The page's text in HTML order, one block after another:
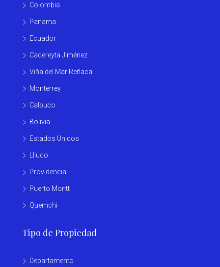
Colombia
Panama
Ecuador
Cadereyta Jiménez
Viña del Mar Reñaca
Monterrey
Calbuco
Bolivia
Estados Unidos
Lliuco
Providencia
Puerto Montt
Quemchi
Tipo de Propiedad
Departamento